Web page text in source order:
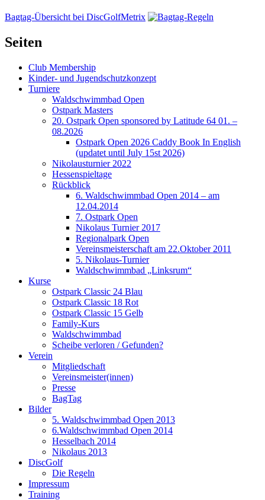
Bagtag-Übersicht bei DiscGolfMetrix
Seiten
Club Membership
Kinder- und Jugendschutzkonzept
Turniere
Waldschwimmbad Open
Ostpark Masters
20. Ostpark Open sponsored by Latitude 64 01. –
08.2026
Ostpark Open 2026 Caddy Book In English
(updatet until July 15st 2026)
Nikolausturnier 2022
Hessenspieltage
Rückblick
6. Waldschwimmbad Open 2014 – am
12.04.2014
7. Ostpark Open
Nikolaus Turnier 2017
Regionalpark Open
Vereinsmeisterschaft am 22.Oktober 2011
5. Nikolaus-Turnier
Waldschwimmbad „Linksrum“
Kurse
Ostpark Classic 24 Blau
Ostpark Classic 18 Rot
Ostpark Classic 15 Gelb
Family-Kurs
Waldschwimmbad
Scheibe verloren / Gefunden?
Verein
Mitgliedschaft
Vereinsmeister(innen)
Presse
BagTag
Bilder
5. Waldschwimmbad Open 2013
6.Waldschwimmbad Open 2014
Hesselbach 2014
Nikolaus 2013
DiscGolf
Die Regeln
Impressum
Training